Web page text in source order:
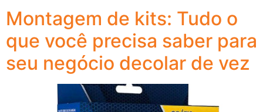
Montagem de kits: Tudo o
que você precisa saber para
seu negócio decolar de vez